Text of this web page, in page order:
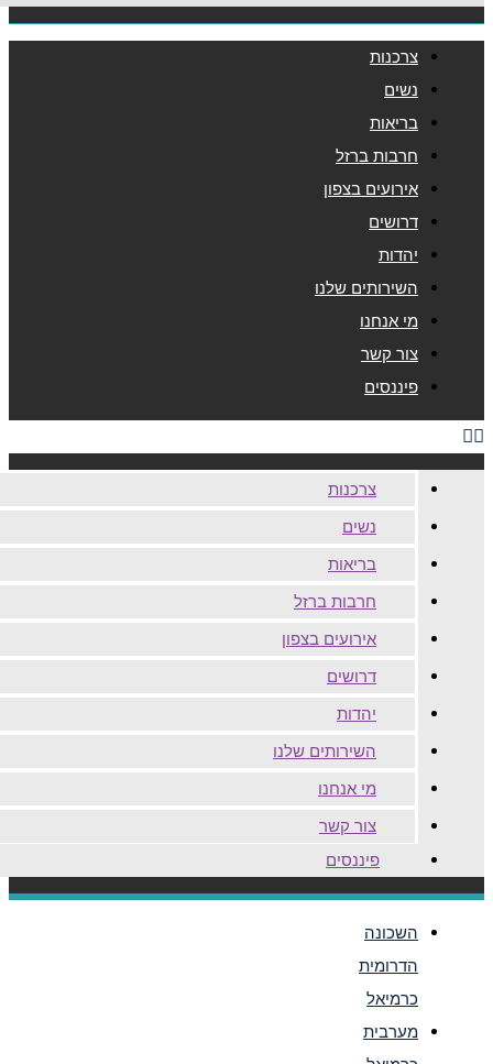
צרכנות
נשים
בריאות
חרבות ברזל
אירועים בצפון
דרושים
יהדות
השירותים שלנו
מי אנחנו
צור קשר
פיננסים
צרכנות
נשים
בריאות
חרבות ברזל
אירועים בצפון
דרושים
יהדות
השירותים שלנו
מי אנחנו
צור קשר
פיננסים
השכונה
הדרומית
כרמיאל
מערבית